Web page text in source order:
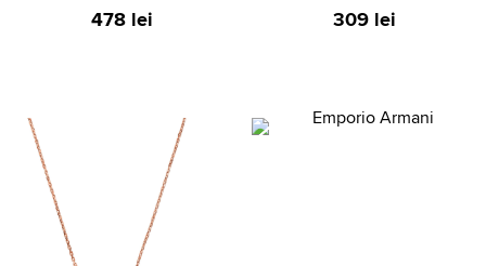
478 lei 309 lei